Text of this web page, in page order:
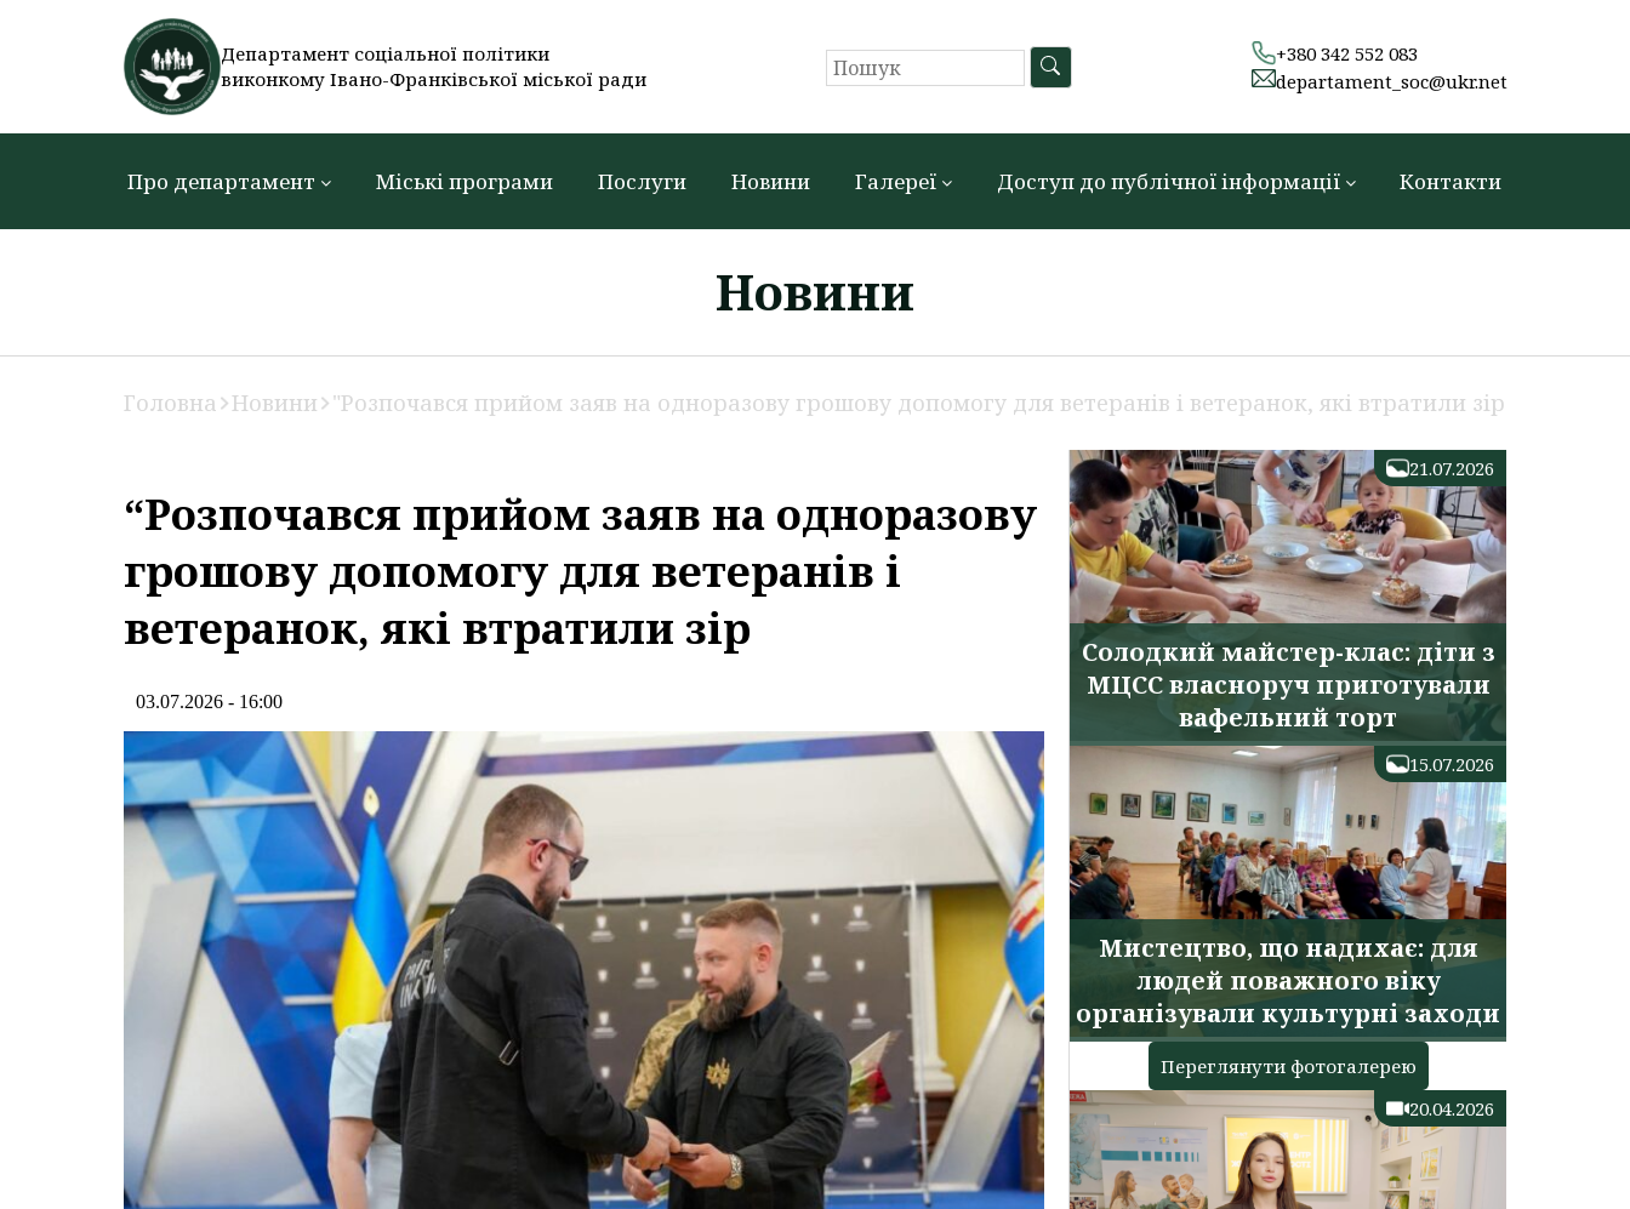
Департамент соціальної політики
виконкому Івано-Франківської міської ради
+380 342 552 083
departament_soc@ukr.net
Про департамент Міські програми Послуги Новини Галереї Доступ до публічної інформації Контакти
Новини
Головна Новини "Розпочався прийом заяв на одноразову грошову допомогу для ветеранів і ветеранок, які втратили зір
“Розпочався прийом заяв на одноразову
грошову допомогу для ветеранів і
ветеранок, які втратили зір
03.07.2026 - 16:00
Солодкий майстер-клас: діти з
МЦСС власноруч приготували
вафельний торт
21.07.2026
Мистецтво, що надихає: для
людей поважного віку
організували культурні заходи
15.07.2026
Переглянути фотогалерею
20.04.2026